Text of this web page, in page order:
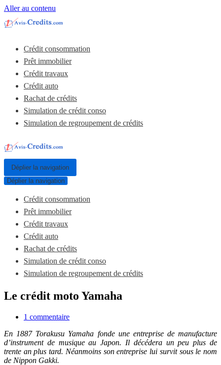
Aller au contenu
Crédit consommation
Prêt immobilier
Crédit travaux
Crédit auto
Rachat de crédits
Simulation de crédit conso
Simulation de regroupement de crédits
Déplier la navigation
Déplier la navigation
Crédit consommation
Prêt immobilier
Crédit travaux
Crédit auto
Rachat de crédits
Simulation de crédit conso
Simulation de regroupement de crédits
Le crédit moto Yamaha
1 commentaire
En 1887 Torakusu Yamaha fonde une entreprise de manufacture
d’instrument de musique au Japon. Il décédera un peu plus de
trente an plus tard. Néanmoins son entreprise lui survit sous le nom
de Nippon Gakki.